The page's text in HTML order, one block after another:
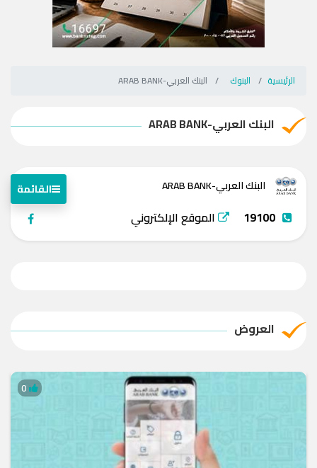
الرئيسية البنوك البنك العربي-ARAB BANK
البنك العربي-ARAB BANK
البنك العربي-ARAB BANK القائمة
19100 الموقع الإلكتروني
العروض